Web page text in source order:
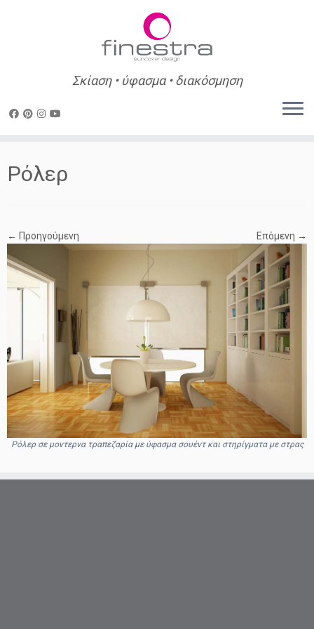
content
Σκίαση • ύφασμα • διακόσμηση
Ρόλερ
← Προηγούμενη Επόμενη →
Ρόλερ σε μοντερνα τραπεζαρία με ύφασμα σουέντ και στηρίγματα με στρας